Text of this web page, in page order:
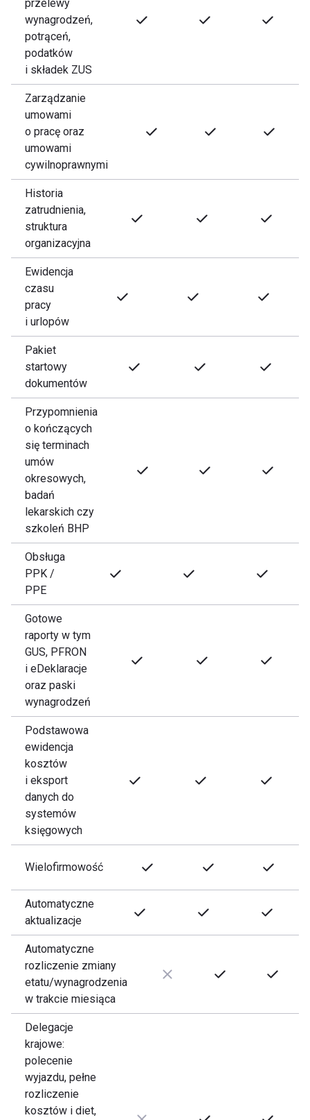
przelewy
wynagrodzeń,
potrąceń,
podatków
i składek ZUS
Zarządzanie
umowami
o pracę oraz
umowami
cywilnoprawnymi
Historia
zatrudnienia,
struktura
organizacyjna
Ewidencja
czasu
pracy
i urlopów
Pakiet
startowy
dokumentów
Przypomnienia
o kończących
się terminach
umów
okresowych,
badań
lekarskich czy
szkoleń BHP
Obsługa
PPK /
PPE
Gotowe
raporty w tym
GUS, PFRON
i eDeklaracje
oraz paski
wynagrodzeń
Podstawowa
ewidencja
kosztów
i eksport
danych do
systemów
księgowych
Wielofirmowość
Automatyczne
aktualizacje
Automatyczne
rozliczenie zmiany
etatu/wynagrodzenia
w trakcie miesiąca
Delegacje
krajowe:
polecenie
wyjazdu, pełne
rozliczenie
kosztów i diet,